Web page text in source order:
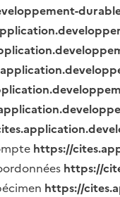
https://
https://
https://